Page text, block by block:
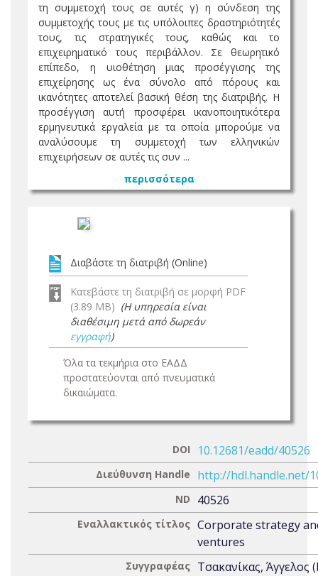
τη συμμετοχή τους σε αυτές γ) η σύνδεση της
συμμετοχής τους με τις υπόλοιπες δραστηριότητές
τους, τις στρατηγικές τους, καθώς και το
επιχειρηματικό τους περιβάλλον. Σε θεωρητικό
επίπεδο, η υιοθέτηση μιας προσέγγισης της
επιχείρησης ως ένα σύνολο από πόρους και
ικανότητες αποτελεί βασική θέση της διατριβής. Η
προσέγγιση αυτή προσφέρει ικανοποιητικότερα
ερμηνευτικά εργαλεία με τα οποία μπορούμε να
αναλύσουμε τη συμμετοχή των ελληνικών
επιχειρήσεων σε αυτές τις συν ...
περισσότερα
Διαβάστε τη διατριβή (Online)
Κατεβάστε τη διατριβή σε μορφή PDF
(3.89 MB) (Η υπηρεσία είναι
διαθέσιμη μετά από δωρεάν
εγγραφή)
Όλα τα τεκμήρια στο ΕΑΔΔ
προστατεύονται από πνευματικά
δικαιώματα.
DOI 10.12681/eadd/40526
Διεύθυνση Handle http://hdl.handle.net/
ND 40526
Εναλλακτικός τίτλος Corporate strategy
ventures
Συγγραφέας Τσακανίκας,